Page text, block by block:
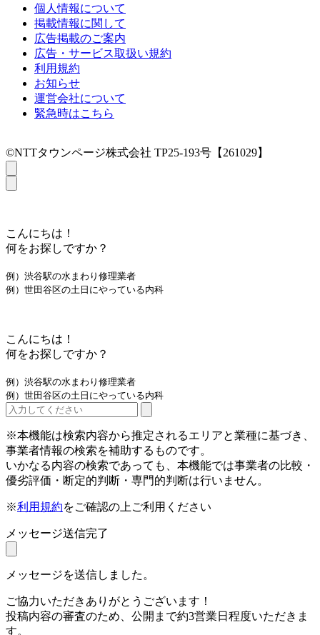
個人情報について
掲載情報に関して
広告掲載のご案内
広告・サービス取扱い規約
利用規約
お知らせ
運営会社について
緊急時はこちら
©NTTタウンページ株式会社 TP25-193号【261029】
こんにちは！
何をお探しですか？
例）渋谷駅の水まわり修理業者
例）世田谷区の土日にやっている内科
こんにちは！
何をお探しですか？
例）渋谷駅の水まわり修理業者
例）世田谷区の土日にやっている内科
※本機能は検索内容から推定されるエリアと業種に基づき、
事業者情報の検索を補助するものです。
いかなる内容の検索であっても、本機能では事業者の比較・
優劣評価・断定的判断・専門的判断は行いません。
※利用規約をご確認の上ご利用ください
メッセージ送信完了
メッセージを送信しました。
ご協力いただきありがとうございます！
投稿内容の審査のため、公開まで約3営業日程度いただきま
す。